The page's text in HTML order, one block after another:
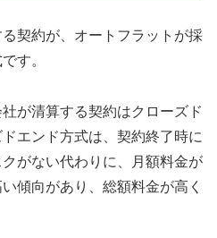
契約が、オートフラットが採
す。
が清算する契約はクローズド
エンド方式は、契約終了時に
がない代わりに、月額料金が
傾向があり、総額料金が高く